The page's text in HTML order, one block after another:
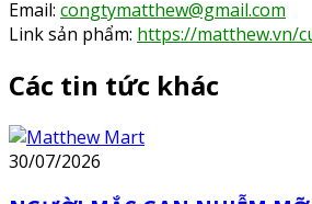
Email: congtymatthew@gmail.com
Link sản phẩm: https://matthew.vn/
Các tin tức khác
30/07/2026